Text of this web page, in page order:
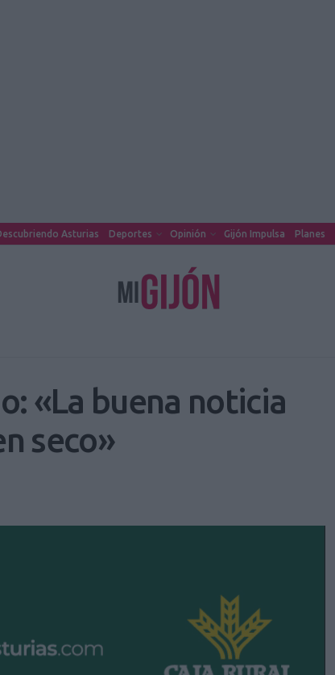
Asturias Deportes Opinión Gijón Impulsa Planes
«La buena noticia
seco»